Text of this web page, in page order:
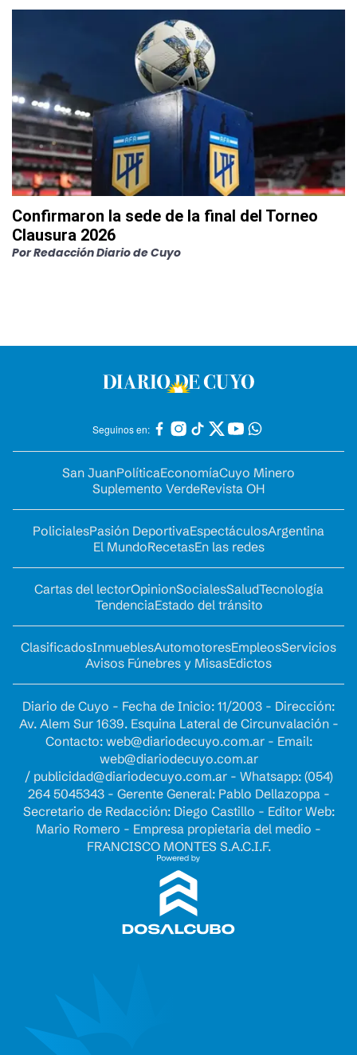
Confirmaron la sede de la final del Torneo
Clausura 2026
PorRedacción Diario de Cuyo
Seguinos en:
San JuanPolíticaEconomíaCuyo Minero
Suplemento VerdeRevista OH
PolicialesPasión DeportivaEspectáculosArgentina
El MundoRecetasEn las redes
Cartas del lectorOpinionSocialesSaludTecnología
TendenciaEstado del tránsito
ClasificadosInmueblesAutomotoresEmpleosServicios
Avisos Fúnebres y MisasEdictos
Diario de Cuyo - Fecha de Inicio: 11/2003 - Dirección:
Av. Alem Sur 1639. Esquina Lateral de Circunvalación -
Contacto: web@diariodecuyo.com.ar- Email:
web@diariodecuyo.com.ar
/ publicidad@diariodecuyo.com.ar- Whatsapp: (054)
264 5045343 - Gerente General: Pablo Dellazoppa -
Secretario de Redacción: Diego Castillo - Editor Web:
Mario Romero - Empresa propietaria del medio -
FRANCISCO MONTES S.A.C.I.F.